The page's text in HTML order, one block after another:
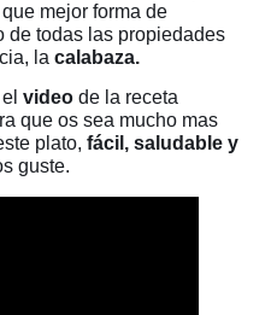
mejor forma de
de todas las propiedades
la calabaza.
video de la receta
que os sea mucho mas
plato, fácil, saludable y
guste.